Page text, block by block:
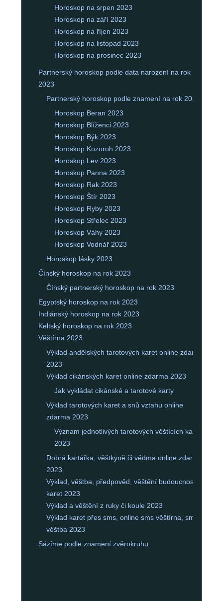
Horoskop na srpen 2023
Horoskop na září 2023
Horoskop na říjen 2023
Horoskop na listopad 2023
Horoskop na prosinec 2023
Partnerský horoskop podle data narození na rok
2023
Partnerský horoskop podle znamení na rok 2023
Horoskop Beran 2023
Horoskop Blíženci 2023
Horoskop Býk 2023
Horoskop Kozoroh 2023
Horoskop Lev 2023
Horoskop Panna 2023
Horoskop Rak 2023
Horoskop Štír 2023
Horoskop Ryby 2023
Horoskop Střelec 2023
Horoskop Váhy 2023
Horoskop Vodnář 2023
Horoskop lásky 2023
Čínský horoskop na rok 2023
Čínský partnerský horoskop na rok 2023
Egyptský horoskop na rok 2023
Indiánský horoskop na rok 2023
Keltský horoskop na rok 2023
Věštírna 2023
Výklad andělských tarotových karet online zdarma
2023
Výklad cikánských karet online zdarma 2023
Jak vykládat cikánské a tarotové karty
Výklad tarotových karet a snů vztahu online
zdarma 2023
Význam jednotlivých tarotových věštících karet
2023
Dobrá kartářka, věštkyně či vědma online zdarma
2023
Výklad, věštba, předpověd, věštění budoucnosti z
karet 2023
Výklad a věštění z ruky či koule 2023
Výklad karet přes sms, online sms věštírna, sms
věštba 2023
Sázíme podle znamení zvěrokruhu